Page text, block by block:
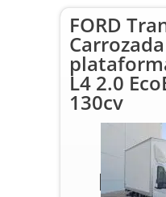
FORD
L4 2.0
130cv